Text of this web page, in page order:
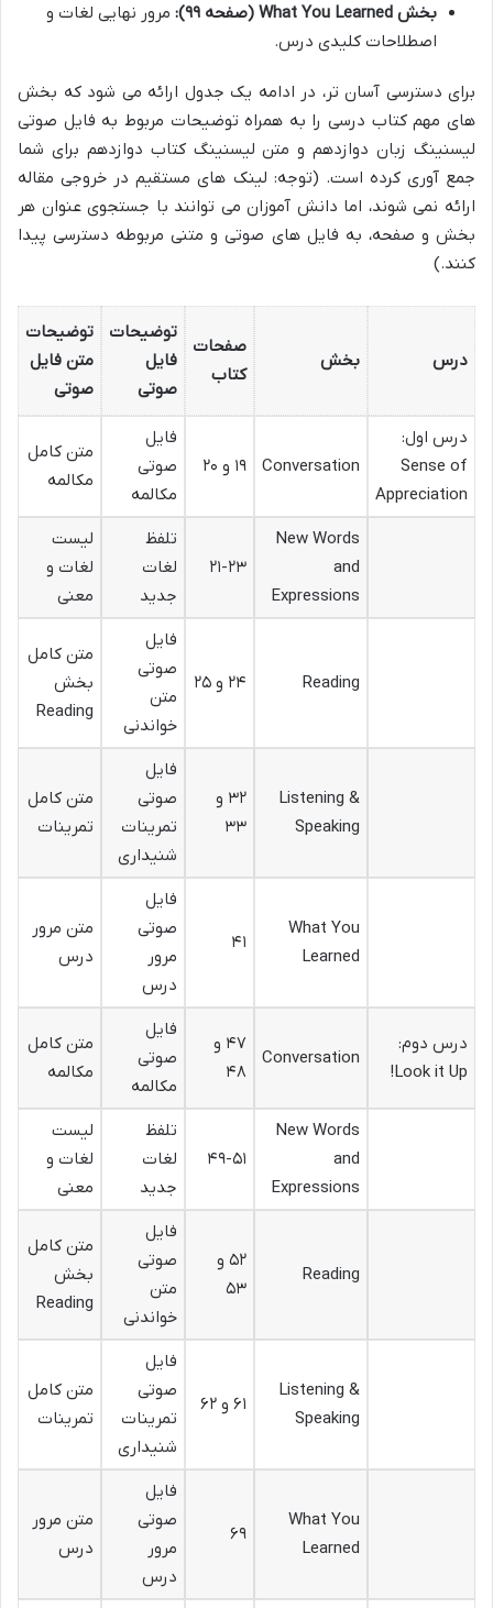
بخش What You Learned (صفحه ۹۹):
مرور نهایی لغات و
اصطلاحات کلیدی درس.
برای دسترسی آسان تر، در ادامه یک جدول ارائه می شود که بخش
های مهم کتاب درسی را به همراه توضیحات مربوط به فایل صوتی
لیسنینگ زبان دوازدهمو متن لیسنینگ کتاب دوازدهم برای شما
جمع آوری کرده است. (توجه: لینک های مستقیم در خروجی مقاله
ارائه نمی شوند، اما دانش آموزان می توانند با جستجوی عنوان هر
بخش و صفحه، به فایل های صوتی و متنی مربوطه دسترسی پیدا
کنند.)
درس بخش
صفحات
کتاب
توضیحات
فایل
صوتی
توضیحات
متن فایل
صوتی
درس اول:
Sense of
Appreciation
Conversation ۱۹ و ۲۰
فایل
صوتی
مکالمه
متن کامل
مکالمه
New Words
and
Expressions
۲۱-۲۳
تلفظ
لغات
جدید
لیست
لغات و
معنی
Reading ۲۴ و ۲۵
فایل
صوتی
متن
خواندنی
متن کامل
بخش
Reading
Listening &
Speaking
۳۲ و
۳۳
فایل
صوتی
تمرینات
شنیداری
متن کامل
تمرینات
What You
Learned
۴۱
فایل
صوتی
مرور
درس
متن مرور
درس
درس دوم:
Look it Up!
Conversation
۴۷ و
۴۸
فایل
صوتی
مکالمه
متن کامل
مکالمه
New Words
and
Expressions
۴۹-۵۱
تلفظ
لغات
جدید
لیست
لغات و
معنی
Reading
۵۲ و
۵۳
فایل
صوتی
متن
خواندنی
متن کامل
بخش
Reading
Listening &
Speaking
۶۱ و ۶۲
فایل
صوتی
تمرینات
شنیداری
متن کامل
تمرینات
What You
Learned
۶۹
فایل
صوتی
مرور
درس
متن مرور
درس